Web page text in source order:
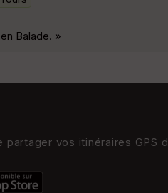
Balade. »
vos itinéraires GPS